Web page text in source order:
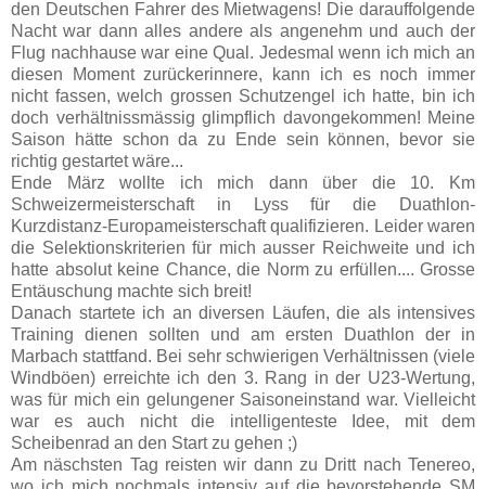
den Deutschen Fahrer des Mietwagens! Die darauffolgende
Nacht war dann alles andere als angenehm und auch der
Flug nachhause war eine Qual. Jedesmal wenn ich mich an
diesen Moment zurückerinnere, kann ich es noch immer
nicht fassen, welch grossen Schutzengel ich hatte, bin ich
doch verhältnissmässig glimpflich davongekommen! Meine
Saison hätte schon da zu Ende sein können, bevor sie
richtig gestartet wäre...
Ende März wollte ich mich dann über die 10. Km
Schweizermeisterschaft in Lyss für die Duathlon-
Kurzdistanz-Europameisterschaft qualifizieren. Leider waren
die Selektionskriterien für mich ausser Reichweite und ich
hatte absolut keine Chance, die Norm zu erfüllen.... Grosse
Entäuschung machte sich breit!
Danach startete ich an diversen Läufen, die als intensives
Training dienen sollten und am ersten Duathlon der in
Marbach stattfand. Bei sehr schwierigen Verhältnissen (viele
Windböen) erreichte ich den 3. Rang in der U23-Wertung,
was für mich ein gelungener Saisoneinstand war. Vielleicht
war es auch nicht die intelligenteste Idee, mit dem
Scheibenrad an den Start zu gehen ;)
Am näschsten Tag reisten wir dann zu Dritt nach Tenereo,